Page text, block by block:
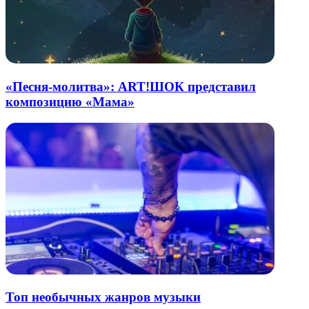
«Песня-молитва»: ART!ШОК представил
композицию «Мама»
Топ необычных жанров музыки